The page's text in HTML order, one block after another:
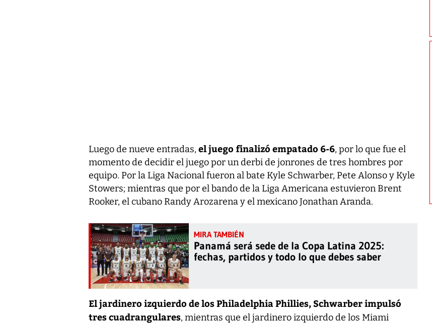
Luego de nueve entradas, el juego finalizó empatado 6-6, por lo que fue el
momento de decidir el juego por un derbi de jonrones de tres hombres por
equipo. Por la Liga Nacional fueron al bate Kyle Schwarber, Pete Alonso y Kyle
Stowers; mientras que por el bando de la Liga Americana estuvieron Brent
Rooker, el cubano Randy Arozarena y el mexicano Jonathan Aranda.
Panamá será sede de la Copa Latina 2025:
fechas, partidos y todo lo que debes saber
El jardinero izquierdo de los Philadelphia Phillies, Schwarber impulsó
tres cuadrangulares, mientras que el jardinero izquierdo de los Miami